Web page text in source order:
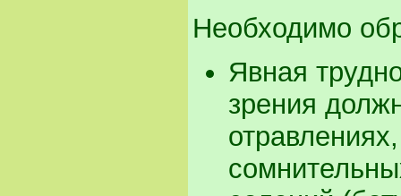
Необходимо
Явная
зрения